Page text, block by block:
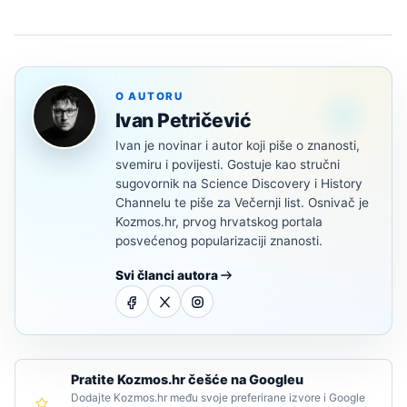
O AUTORU
Ivan Petričević
Ivan je novinar i autor koji piše o znanosti,
svemiru i povijesti. Gostuje kao stručni
sugovornik na Science Discovery i History
Channelu te piše za Večernji list. Osnivač je
Kozmos.hr, prvog hrvatskog portala
posvećenog popularizaciji znanosti.
Svi članci autora
Pratite Kozmos.hr češće na Googleu
Dodajte Kozmos.hr među svoje preferirane izvore i Google